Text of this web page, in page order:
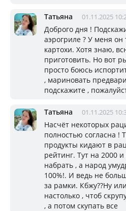
Татьяна 01.11.2025
Доброго дня !
аэрогриле ? У меня
картохи. Хотя знаю,
приготовить. Но вот
просто боюсь
, мариновать
подскажите ,
Татьяна 01.11.2025
Насчёт некоторых
полностью согласна !
продукты кидают в
рейтинг. Тут на 2000
набрать , а народ
100%!. И ведь не
за рамки. Кбжу??Ну
настолько , чтоб
, а потом скупать все